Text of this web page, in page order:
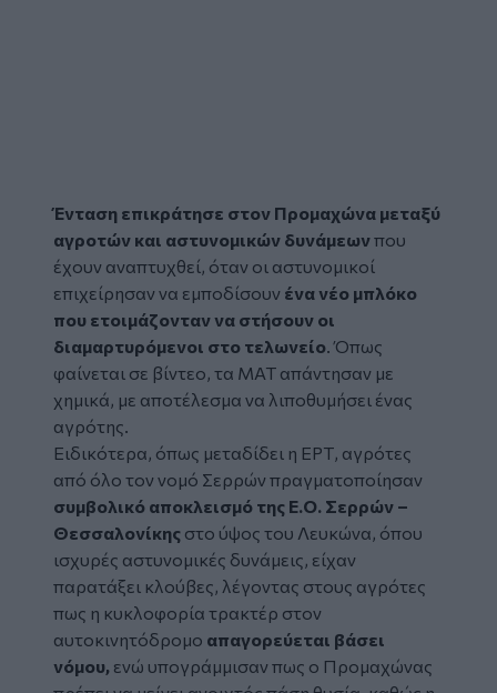
Ένταση επικράτησε στον Προμαχώνα μεταξύ
αγροτών και αστυνομικών δυνάμεωνπου
έχουν αναπτυχθεί, όταν οι αστυνομικοί
επιχείρησαν να εμποδίσουν ένα νέο μπλόκο
που ετοιμάζονταν να στήσουν οι
διαμαρτυρόμενοι στο τελωνείο. Όπως
φαίνεται σε βίντεο, τα ΜΑΤ απάντησαν με
χημικά, με αποτέλεσμα να λιποθυμήσει ένας
αγρότης.
Ειδικότερα, όπως μεταδίδει η ΕΡΤ, αγρότες
από όλο τον νομό Σερρών πραγματοποίησαν
συμβολικό αποκλεισμό της Ε.Ο. Σερρών –
Θεσσαλονίκης στο ύψος του Λευκώνα, όπου
ισχυρές αστυνομικές δυνάμεις, είχαν
παρατάξει κλούβες, λέγοντας στους αγρότες
πως η κυκλοφορία τρακτέρ στον
αυτοκινητόδρομο απαγορεύεται βάσει
νόμου, ενώ υπογράμμισαν πως ο Προμαχώνας